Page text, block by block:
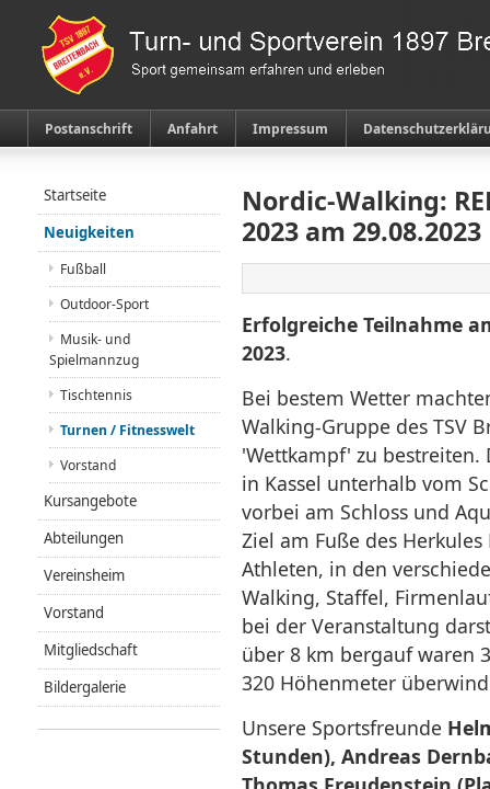
Postanschrift Anfahrt Impressum
Nordic-Walking:
2023 am 29.08.2023
Erfolgreiche Teilnahme
2023.
Bei bestem Wetter
Walking-Gruppe des TSV
'Wettkampf' zu bestreiten.
in Kassel unterhalb vom
vorbei am Schloss und
Ziel am Fuße des
Athleten, in den
Walking, Staffel,
bei der Veranstaltung
über 8 km bergauf waren
320 Höhenmeter
Unsere Sportsfreunde
Stunden), Andreas
Startseite
Neuigkeiten
Fußball
Outdoor-Sport
Musik- und
Spielmannzug
Tischtennis
Turnen / Fitnesswelt
Vorstand
Kursangebote
Abteilungen
Vereinsheim
Vorstand
Mitgliedschaft
Bildergalerie